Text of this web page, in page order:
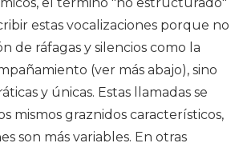
el término "no estructurado"
estas vocalizaciones porque no
de ráfagas y silencios como la
(ver más abajo), sino
y únicas. Estas llamadas se
mismos graznidos característicos,
son más variables. En otras